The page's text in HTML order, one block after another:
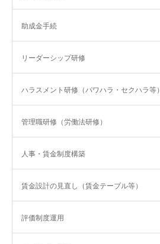
助成金手続
リーダーシップ研修
ハラスメント研修（パワハラ・セクハラ等）
管理職研修（労働法研修）
人事・賃金制度構築
賃金設計の見直し（賃金テーブル等）
評価制度運用